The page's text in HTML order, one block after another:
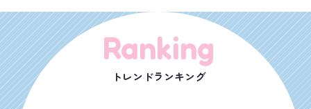
Ranking
トレンドランキング